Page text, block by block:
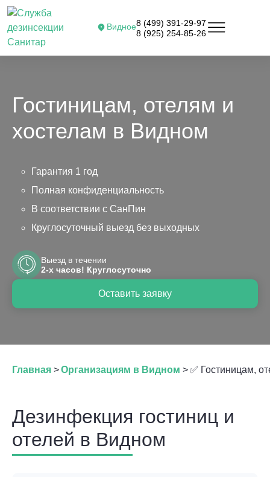
Видное8 (499) 391-29-97
8 (925) 254-85-26
Гостиницам, отелям и
хостелам в Видном
Гарантия 1 год
Полная конфиденциальность
В соответствии с СанПин
Круглосуточный выезд без выходных
Оставить заявку
Выезд в течении
2-х часов! Круглосуточно
Главная >Организациям в Видном >✅ Гостиницам,
Дезинфекция гостиниц и
отелей в Видном